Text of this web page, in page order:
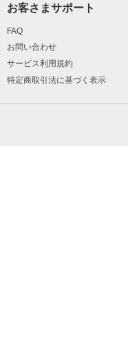
お客さまサポート
FAQ
お問い合わせ
サービス利用規約
特定商取引法に基づく表示